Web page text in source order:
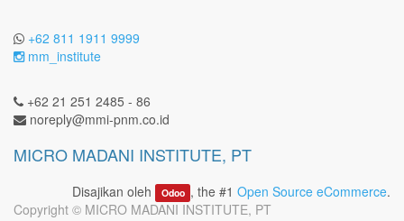
+62 811 1911 9999
mm_institute
+62 21 251 2485 - 86
noreply@mmi-pnm.co.id
MICRO MADANI INSTITUTE, PT
Disajikan oleh Odoo , the #1 Open Source eCommerce.
Copyright © MICRO MADANI INSTITUTE, PT